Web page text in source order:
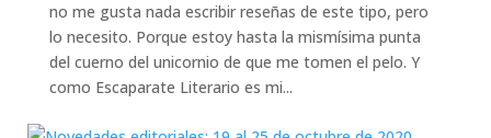
no me gusta nada escribir reseñas de este tipo, pero
lo necesito. Porque estoy hasta la mismísima punta
del cuerno del unicornio de que me tomen el pelo. Y
como Escaparate Literario es mi...